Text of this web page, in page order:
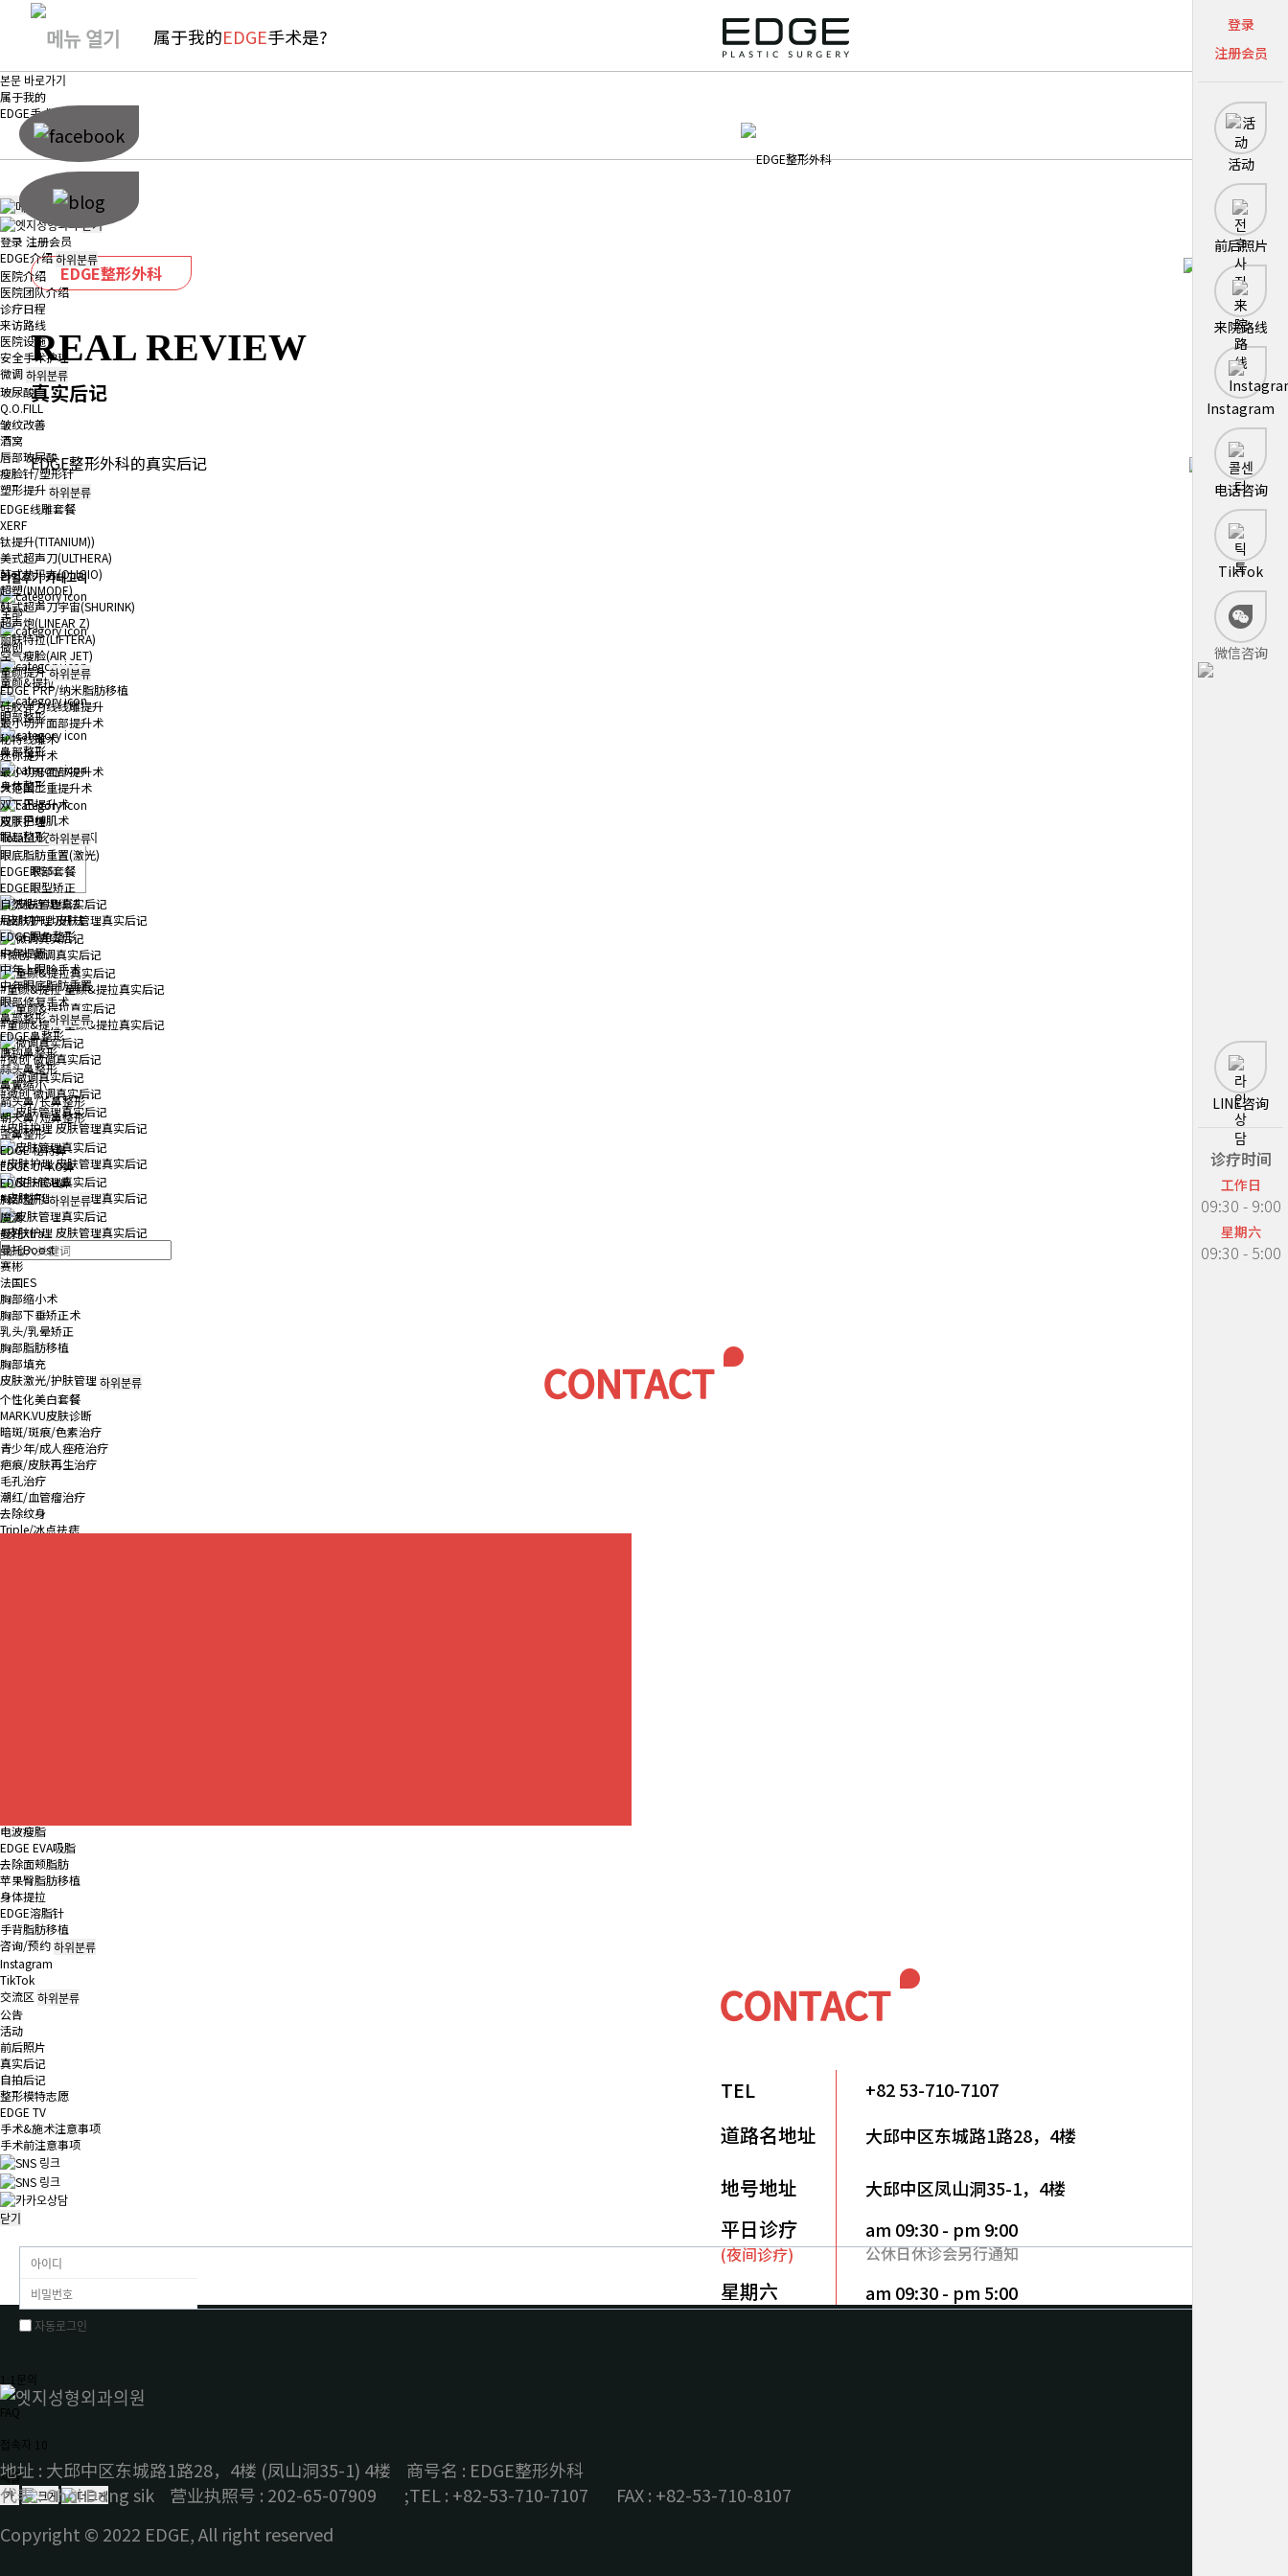
属于我的EDGE手术是?
본문 바로가기
属于我的
EDGE手术是?
닫기
登录 注册会员
EDGE介绍하위분류
医院介绍
医院团队介绍
诊疗日程
来访路线
医院设施
安全手术护理
微调하위분류
玻尿酸
Q.O.FILL
皱纹改善
酒窝
唇部玻尿酸
瘦脸针/塑形针
塑形提升하위분류
EDGE线雕套餐
XERF
钛提升(TITANIUM))
美式超声刀(ULTHERA)
韩式热玛吉(OLIGIO)
超塑(INMODE)
韩式超声刀宇宙(SHURINK)
超声炮(LINEAR Z)
丽肤特拉(LIFTERA)
空气瘦脸(AIR JET)
童颜提升하위분류
EDGE PRP/纳米脂肪移植
硅胶弹力线线雕提升
最小切开面部提升术
秘特线雕术
迷你提升术
最小切开面部提升术
大范围二重提升术
双下巴提升术
双下巴缚肌术
眼部整形하위분류
眼底脂肪重置(激光)
EDGE眼部套餐
EDGE眼型矫正
自然粘连埋线法
局部切开/切开法
EDGE眼角整形
中年提眉
中年上眼睑手术
中年眼底脂肪重置
眼部修复手术
鼻部整形하위분류
EDGE鼻整形
鹰钩鼻整形
蒜头鼻整形
鼻翼缩小
箭头鼻/长鼻整形
朝天鼻/短鼻整形
歪鼻整形
EDGE 秘特鼻
EDGE UPKO鼻
EDGE HIGH鼻
胸部整形하위분류
魔滴
曼托Xtra
曼托Boost
赛彬
法国ES
胸部缩小术
胸部下垂矫正术
乳头/乳晕矫正
胸部脂肪移植
胸部填充
皮肤激光/护肤管理하위분류
个性化美白套餐
MARK.VU皮肤诊断
暗斑/斑痕/色素治疗
青少年/成人痤疮治疗
疤痕/皮肤再生治疗
毛孔治疗
潮红/血管瘤治疗
去除纹身
Triple/冰点祛痣
电波瘦脂
EDGE EVA吸脂
去除面颊脂肪
苹果臀脂肪移植
身体提拉
EDGE溶脂针
手背脂肪移植
咨询/预约하위분류
Instagram
TikTok
交流区 하위분류
公告
活动
前后照片
真实后记
自拍后记
整形模特志愿
EDGE TV
手术&施术注意事项
手术前注意事项
닫기
자동로그인
1:1문의
FAQ
접속자 10
새글
EDGE整形外科
REAL REVIEW
真实后记
EDGE整形外科的真实后记
리얼후기 카테고리
全部
微创
童颜&提拉
眼部整形
鼻部整形
身体整形
皮肤护理
Total 10건1 페이지
RSS
#皮肤护理皮肤管理真实后记
#微创微调真实后记
#童颜&提拉童颜&提拉真实后记
#童颜&提拉童颜&提拉真实后记
#微创微调真实后记
#微创微调真实后记
#皮肤护理 皮肤管理真实后记
#皮肤护理皮肤管理真实后记
#皮肤护理皮肤管理真实后记
#皮肤护理 皮肤管理真实后记
TEL +82 53-710-7107
道路名地址 大邱中区东城路1路28，4楼
地号地址 大邱中区凤山洞35-1，4楼
平日诊疗
(夜间诊疗)
am 09:30 - pm 9:00
公休日休诊会另行通知
星期六 am 09:30 - pm 5:00
地址 : 大邱中区东城路1路28，4楼 (凤山洞35-1) 4楼
商号名 : EDGE整形外科
代表 : Choi Dong sik 营业执照号 : 202-65-07909
;TEL : +82-53-710-7107ㅤ FAX : +82-53-710-8107
Copyright © 2022 EDGE, All right reserved
登录
注册会员
活动
前后照片
来院路线
Instagram
电话咨询
TikTok
微信咨询
LINE咨询
诊疗时间
工作日
09:30 - 9:00
星期六
09:30 - 5:00